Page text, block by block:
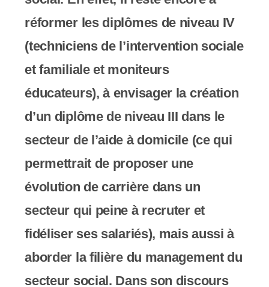
réformer les diplômes de niveau IV
(techniciens de l’intervention sociale
et familiale et moniteurs
éducateurs), à envisager la création
d’un diplôme de niveau III dans le
secteur de l’aide à domicile (ce qui
permettrait de proposer une
évolution de carrière dans un
secteur qui peine à recruter et
fidéliser ses salariés), mais aussi à
aborder la filière du management du
secteur social. Dans son discours